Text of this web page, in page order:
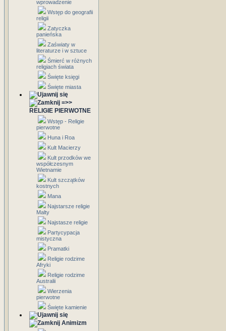
wprowadzenie
Wstęp do geografii
religii
Zatyczka
panieńska
Zaświaty w
literaturze i w sztuce
Śmierć w różnych
religiach świata
Święte księgi
Święte miasta
=>>
RELIGIE PIERWOTNE
Wstęp - Religie
pierwotne
Huna i Roa
Kult Macierzy
Kult przodków we
współczesnym
Wietnamie
Kult szczątków
kostnych
Mana
Najstarsze religie
Malty
Najstasze religie
Partycypacja
mistyczna
Pramatki
Religie rodzime
Afryki
Religie rodzime
Australii
Wierzenia
pierwotne
Święte kamienie
Animizm